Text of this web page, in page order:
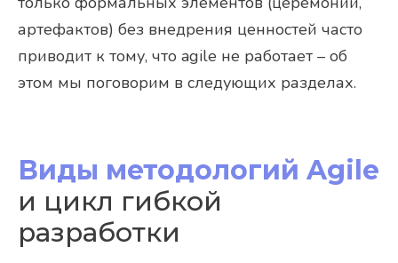
артефактов) без внедрения ценностей часто
приводит к тому, что agile не работает – об
этом мы поговорим в следующих разделах.
Виды методологий Agile
и цикл гибкой
разработки